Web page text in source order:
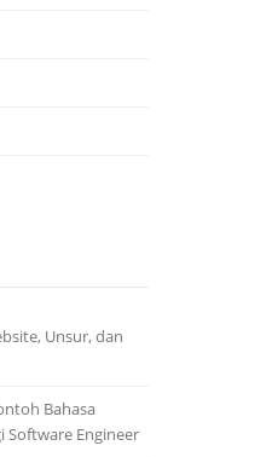
Unsur, dan
Bahasa
Software Engineer